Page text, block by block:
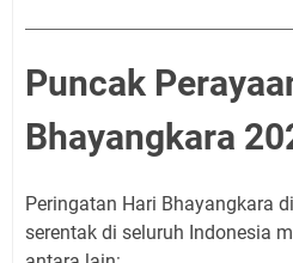
Puncak
Bhayangkara
Peringatan Hari Bhayangkara
serentak di seluruh Indonesia